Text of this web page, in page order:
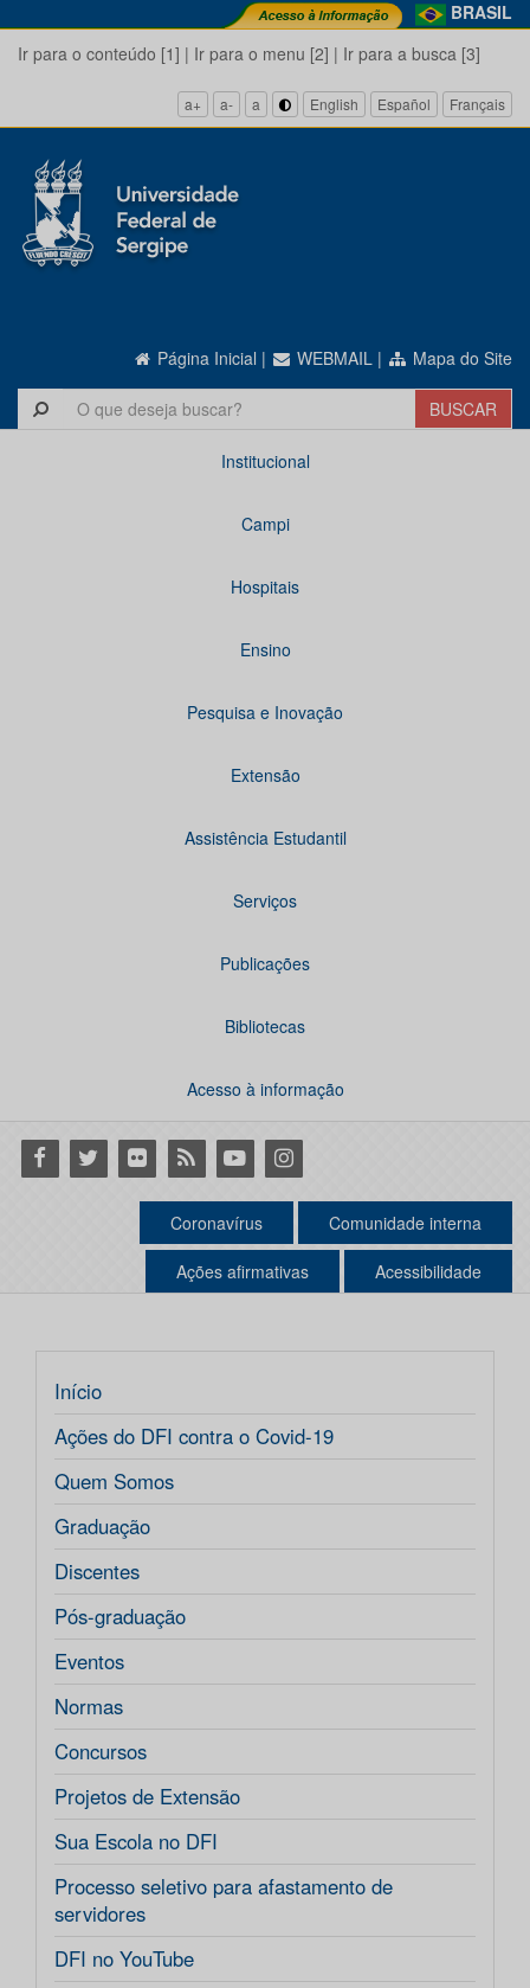
BRASIL
Ir para o conteúdo [1] | Ir para o menu [2] | Ir para a busca [3]
a+ a- a English Español Français
Página Inicial | WEBMAIL | Mapa do Site
Institucional
Campi
Hospitais
Ensino
Pesquisa e Inovação
Extensão
Assistência Estudantil
Serviços
Publicações
Bibliotecas
Acesso à informação
Facebook
Twitter Flickr RSS YoutubeInstagram
Coronavírus Comunidade interna
Ações afirmativas Acessibilidade
Início
Ações do DFI contra o Covid-19
Quem Somos
Graduação
Discentes
Pós-graduação
Eventos
Normas
Concursos
Projetos de Extensão
Sua Escola no DFI
Processo seletivo para afastamento de
servidores
DFI no YouTube